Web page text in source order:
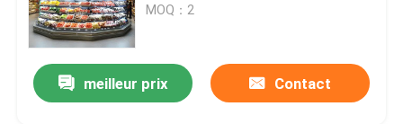
Vidéos
Au sujet de nous
refroidisseur de rideau aérien de
MOQ：2
meilleur prix Contact